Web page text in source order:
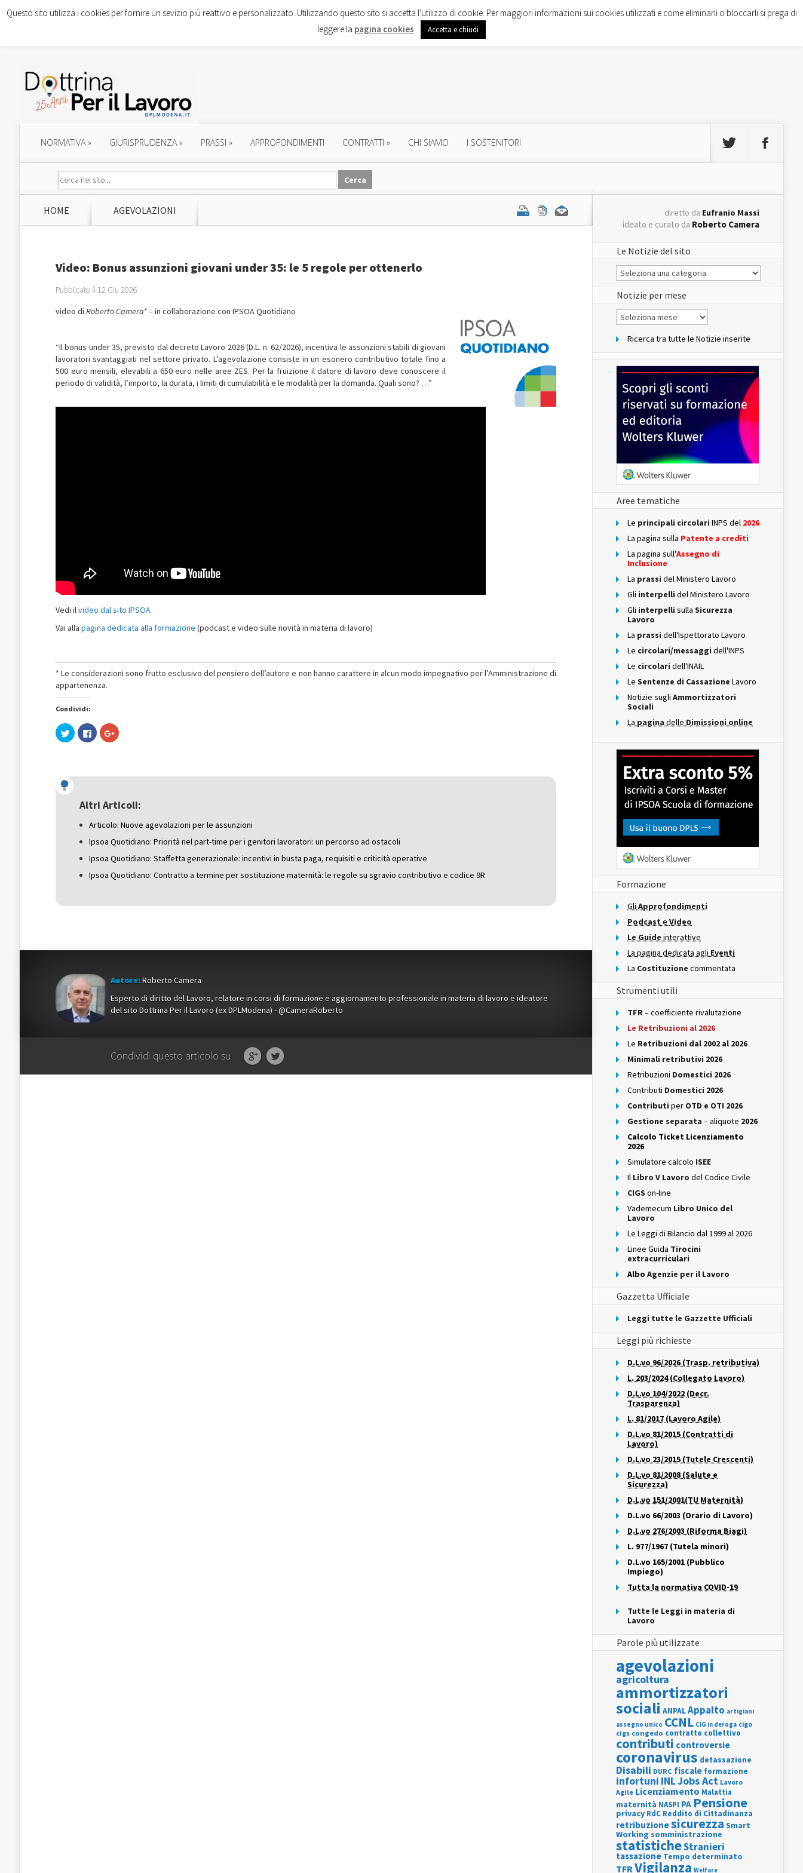
NORMATIVA» GIURISPRUDENZA» PRASSI » APPROFONDIMENTI CONTRATTI » CHI SIAMO I SOSTENITORI
HOME AGEVOLAZIONI
Video: Bonus assunzioni giovani under 35: le 5 regole per ottenerlo
Pubblicato il 12 Giu 2026
video di Roberto Camera*– in collaborazione con IPSOA Quotidiano
“Il bonus under 35, previsto dal decreto Lavoro 2026 (D.L. n. 62/2026), incentiva le assunzioni stabili di giovani
lavoratori svantaggiati nel settore privato. L’agevolazione consiste in un esonero contributivo totale fino a
500 euro mensili, elevabili a 650 euro nelle aree ZES. Per la fruizione il datore di lavoro deve conoscere il
periodo di validità, l’importo, la durata, i limiti di cumulabilità e le modalità per la domanda. Quali sono? …”
Vedi ilvideo dal sito IPSOA
Vai alla pagina dedicata alla formazione (podcast e video sulle novità in materia di lavoro)
* Le considerazioni sono frutto esclusivo del pensiero dell’autore e non hanno carattere in alcun modo impegnativo per l’Amministrazione di
appartenenza.
Condividi:
Fai
clic
(Si
apre
una
nuova
Fai
clic
nuova
finestra)
Fai
clic
una
nuova
Altri Articoli:
Articolo: Nuove agevolazioni per le assunzioni
Ipsoa Quotidiano: Priorità nel part-time per i genitori lavoratori: un percorso ad ostacoli
Ipsoa Quotidiano: Staffetta generazionale: incentivi in busta paga, requisiti e criticità operative
Ipsoa Quotidiano: Contratto a termine per sostituzione maternità: le regole su sgravio contributivo e codice 9R
Autore:Roberto Camera
Esperto di diritto del Lavoro, relatore in corsi di formazione e aggiornamento professionale in materia di lavoro e ideatore
del sito Dottrina Per il Lavoro (ex DPLModena) - @CameraRoberto
Condividi questo articolo su
diretto da Eufranio Massi
ideato e curato da Roberto Camera
Le Notizie del sito
Le
Notizie
del
sito
Notizie per mese
Notizie
per
Ricerca tra tutte le Notizie inserite
Aree tematiche
Le principali circolari INPS del 2026
La pagina sulla Patente a crediti
La pagina sull'Assegno di
Inclusione
La prassi del Ministero Lavoro
Gli interpelli del Ministero Lavoro
Gli interpelli sulla Sicurezza
Lavoro
La prassi dell'Ispettorato Lavoro
Le circolari/messaggi dell'INPS
Le circolari dell'INAIL
Le Sentenze di Cassazione Lavoro
Notizie sugli Ammortizzatori
Sociali
La pagina delle Dimissioni online
Formazione
Gli Approfondimenti
Podcast e Video
Le Guide interattive
La pagina dedicata agli Eventi
La Costituzione commentata
Strumenti utili
TFR– coefficiente rivalutazione
Le Retribuzioni al 2026
Le Retribuzioni dal 2002 al 2026
Minimali retributivi 2026
Retribuzioni Domestici 2026
Contributi Domestici 2026
Contributi per OTD e OTI 2026
Gestione separata – aliquote 2026
Calcolo Ticket Licenziamento
2026
Simulatore calcolo ISEE
Il Libro V Lavoro del Codice Civile
CIGS on-line
Vademecum Libro Unico del
Lavoro
Le Leggi di Bilancio dal 1999 al 2026
Linee Guida Tirocini
extracurriculari
Albo Agenzie per il Lavoro
Gazzetta Ufficiale
Leggi tutte le Gazzette Ufficiali
Leggi più richieste
D.L.vo 96/2026 (Trasp. retributiva)
L. 203/2024 (Collegato Lavoro)
D.L.vo 104/2022 (Decr.
Trasparenza)
L. 81/2017 (Lavoro Agile)
D.L.vo 81/2015 (Contratti di
Lavoro)
D.L.vo 23/2015 (Tutele Crescenti)
D.L.vo 81/2008 (Salute e
Sicurezza)
D.L.vo 151/2001(TU Maternità)
D.L.vo 66/2003 (Orario di Lavoro)
D.L.vo 276/2003 (Riforma Biagi)
L. 977/1967 (Tutela minori)
D.L.vo 165/2001 (Pubblico
Impiego)
Tutta la normativa COVID-19
Tutte le Leggi in materia di
Lavoro
Parole più utilizzate
agevolazioni
agricoltura
ammortizzatori
sociali ANPALAppalto artigiani
assegno unico CCNL CIG in deroga cigo
cigs congedo contratto collettivo
contributi controversie
coronavirus detassazione
Disabili DURC fiscale formazione
infortuni INLJobs Act Lavoro
Agile Licenziamento Malattia
maternità NASPI PA Pensione
privacy RdC Reddito di Cittadinanza
retribuzionesicurezza Smart
Working somministrazione
statisticheStranieri
tassazione Tempo determinato
TFRVigilanza Welfare
Questo sito utilizza i cookies per fornire un sevizio più reattivo e personalizzato. Utilizzando questo sito si accetta l'utilizzo di cookie. Per maggiori informazioni sui cookies utilizzati e come eliminarli o bloccarli si prega di
leggere la pagina cookies. Accetta e chiudi